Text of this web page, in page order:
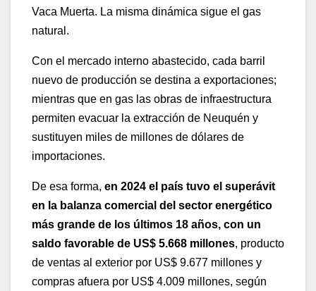
Vaca Muerta. La misma dinámica sigue el gas
natural.
Con el mercado interno abastecido, cada barril
nuevo de producción se destina a exportaciones;
mientras que en gas las obras de infraestructura
permiten evacuar la extracción de Neuquén y
sustituyen miles de millones de dólares de
importaciones.
De esa forma, en 2024 el país tuvo el superávit
en la balanza comercial del sector energético
más grande de los últimos 18 años, con un
saldo favorable de US$ 5.668 millones, producto
de ventas al exterior por US$ 9.677 millones y
compras afuera por US$ 4.009 millones, según